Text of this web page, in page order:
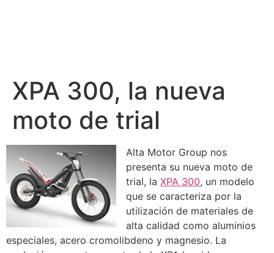
XPA 300, la nueva
moto de trial
Alta Motor Group nos
presenta su nueva moto de
trial, la XPA 300, un modelo
que se caracteriza por la
utilización de materiales de
alta calidad como aluminios
especiales, acero cromolibdeno y magnesio. La